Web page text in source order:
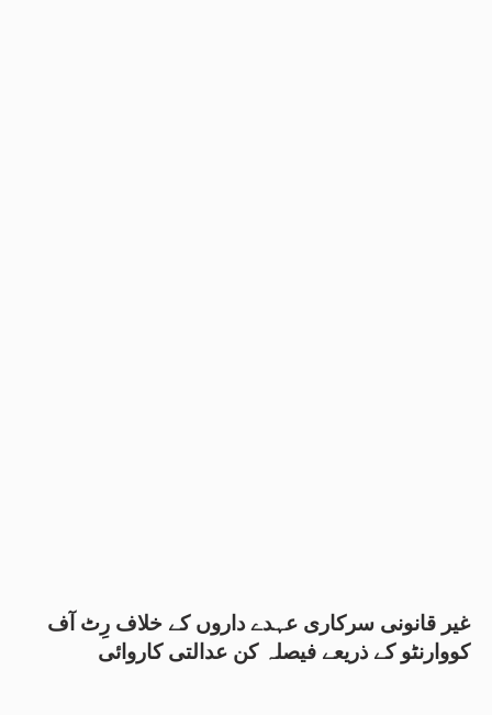
غیر قانونی سرکاری عہدے داروں کے خلاف رِٹ آف
کووارنٹو کے ذریعے فیصلہ کن عدالتی کاروائی